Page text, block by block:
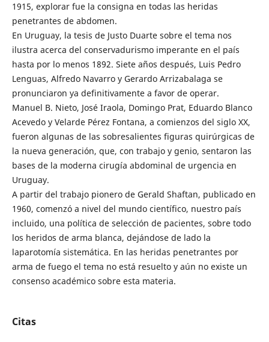
1915, explorar fue la consigna en todas las heridas
penetrantes de abdomen.
En Uruguay, la tesis de Justo Duarte sobre el tema nos
ilustra acerca del conservadurismo imperante en el país
hasta por lo menos 1892. Siete años después, Luis Pedro
Lenguas, Alfredo Navarro y Gerardo Arrizabalaga se
pronunciaron ya definitivamente a favor de operar.
Manuel B. Nieto, José Iraola, Domingo Prat, Eduardo Blanco
Acevedo y Velarde Pérez Fontana, a comienzos del siglo XX,
fueron algunas de las sobresalientes figuras quirúrgicas de
la nueva generación, que, con trabajo y genio, sentaron las
bases de la moderna cirugía abdominal de urgencia en
Uruguay.
A partir del trabajo pionero de Gerald Shaftan, publicado en
1960, comenzó a nivel del mundo científico, nuestro país
incluido, una política de selección de pacientes, sobre todo
los heridos de arma blanca, dejándose de lado la
laparotomía sistemática. En las heridas penetrantes por
arma de fuego el tema no está resuelto y aún no existe un
consenso académico sobre esta materia.
Citas